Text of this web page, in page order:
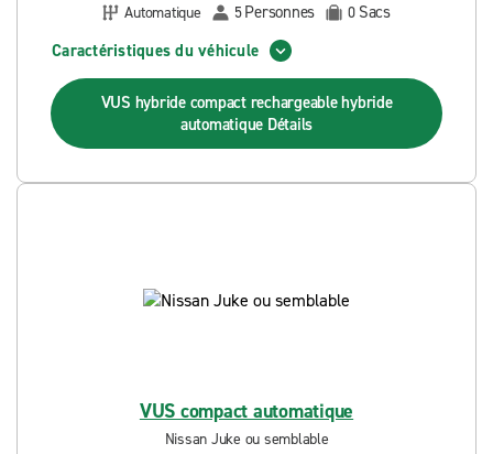
Automatique
5Personnes 0 Sacs
Caractéristiques du véhicule
VUS hybride compact rechargeable hybride
automatique Détails
VUS compact automatique
Nissan Juke ou semblable